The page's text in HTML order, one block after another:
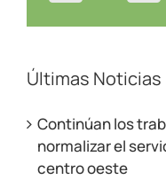
Últimas Noticias
Continúan los
normalizar el
centro oeste